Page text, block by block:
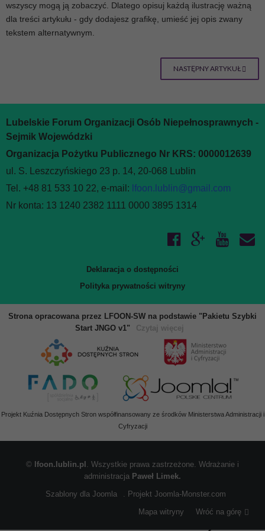
wszyscy mogą ją zobaczyć. Dlatego opisuj każdą ilustrację ważną
dla treści artykułu - gdy dodajesz grafikę, umieść jej opis zwany
tekstem alternatywnym.
NASTĘPNY ARTYKUŁ
Lubelskie Forum Organizacji Osób Niepełnosprawnych -
Sejmik Wojewódzki
Organizacja Pożytku Publicznego Nr KRS: 0000012639
ul. S. Leszczyńskiego 23 p. 14, 20-068 Lublin
Tel. +48 81 533 10 22, e-mail: lfoon.lublin@gmail.com
Nr konta: 13 1240 2382 1111 0000 3895 1314
Deklaracja o dostępności
Polityka prywatności witryny
Strona opracowana przez LFOON-SW na podstawie "Pakietu Szybki
Start JNGO v1"
Czytaj więcej
Projekt Kuźnia Dostępnych Stron współfinansowany ze środków Ministerstwa Administracji i
Cyfryzacji
© lfoon.lublin.pl . Wszystkie prawa zastrzeżone. Wdrażanie i
administracja Paweł Limek.
Szablony dla Joomla
. Projekt Joomla-Monster.com
Mapa witryny
Wróć na górę